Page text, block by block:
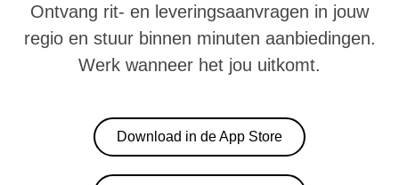
Ontvang rit- en leveringsaanvragen in jouw
regio en stuur binnen minuten aanbiedingen.
Werk wanneer het jou uitkomt.
Download in de App Store